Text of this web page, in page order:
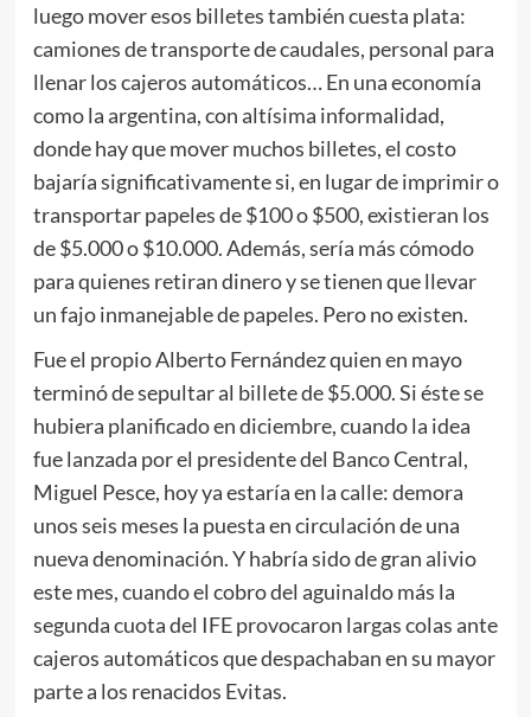
luego mover esos billetes también cuesta plata:
camiones de transporte de caudales, personal para
llenar los cajeros automáticos… En una economía
como la argentina, con altísima informalidad,
donde hay que mover muchos billetes, el costo
bajaría significativamente si, en lugar de imprimir o
transportar papeles de $100 o $500, existieran los
de $5.000 o $10.000. Además, sería más cómodo
para quienes retiran dinero y se tienen que llevar
un fajo inmanejable de papeles. Pero no existen.
Fue el propio Alberto Fernández quien en mayo
terminó de sepultar al billete de $5.000. Si éste se
hubiera planificado en diciembre, cuando la idea
fue lanzada por el presidente del Banco Central,
Miguel Pesce, hoy ya estaría en la calle: demora
unos seis meses la puesta en circulación de una
nueva denominación. Y habría sido de gran alivio
este mes, cuando el cobro del aguinaldo más la
segunda cuota del IFE provocaron largas colas ante
cajeros automáticos que despachaban en su mayor
parte a los renacidos Evitas.